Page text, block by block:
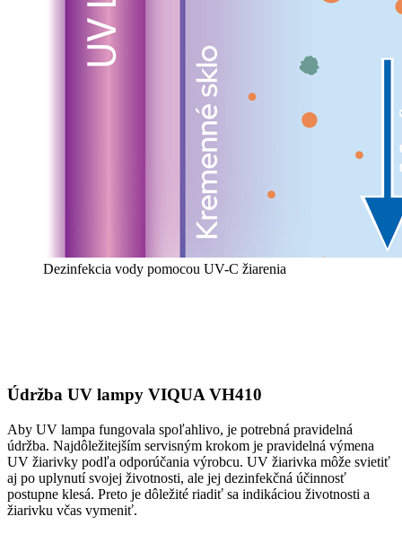
Dezinfekcia vody pomocou UV-C žiarenia
Údržba UV lampy VIQUA VH410
Aby UV lampa fungovala spoľahlivo, je potrebná pravidelná
údržba. Najdôležitejším servisným krokom je pravidelná výmena
UV žiarivky podľa odporúčania výrobcu. UV žiarivka môže svietiť
aj po uplynutí svojej životnosti, ale jej dezinfekčná účinnosť
postupne klesá. Preto je dôležité riadiť sa indikáciou životnosti a
žiarivku včas vymeniť.